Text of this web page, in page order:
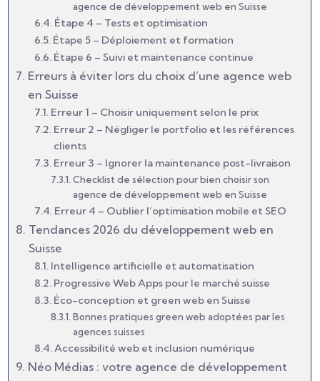
agence de développement web en Suisse
Étape 4 – Tests et optimisation
Étape 5 – Déploiement et formation
Étape 6 – Suivi et maintenance continue
Erreurs à éviter lors du choix d’une agence web
en Suisse
Erreur 1 – Choisir uniquement selon le prix
Erreur 2 – Négliger le portfolio et les références
clients
Erreur 3 – Ignorer la maintenance post-livraison
Checklist de sélection pour bien choisir son
agence de développement web en Suisse
Erreur 4 – Oublier l’optimisation mobile et SEO
Tendances 2026 du développement web en
Suisse
Intelligence artificielle et automatisation
Progressive Web Apps pour le marché suisse
Éco-conception et green web en Suisse
Bonnes pratiques green web adoptées par les
agences suisses
Accessibilité web et inclusion numérique
Néo Médias : votre agence de développement